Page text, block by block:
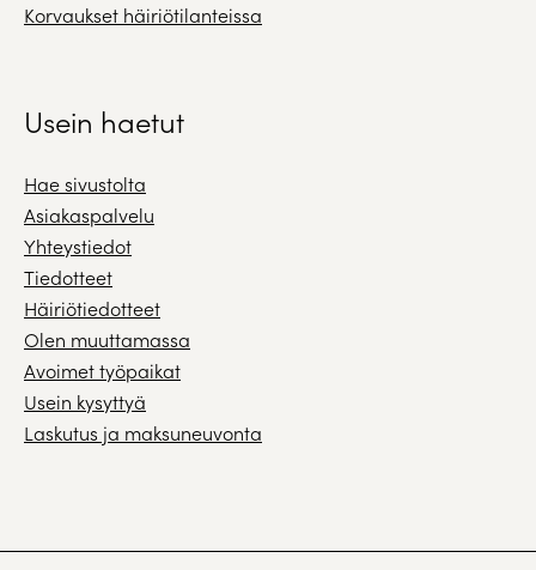
Korvaukset häiriötilanteissa
Usein haetut
Hae sivustolta
Asiakaspalvelu
Yhteystiedot
Tiedotteet
Häiriötiedotteet
Olen muuttamassa
Avoimet työpaikat
Usein kysyttyä
Laskutus ja maksuneuvonta